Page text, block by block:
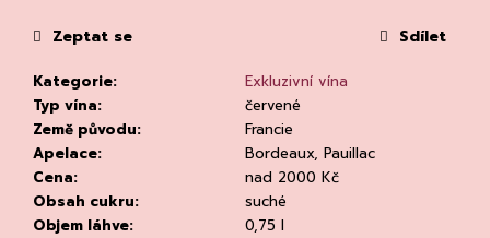
Kategorie:
Exkluzivní vína
Typ vína:
červené
Země původu:
Francie
Apelace:
Bordeaux, Pauillac
Cena:
nad 2000 Kč
Obsah cukru:
suché
Objem láhve:
0,75 l
Zeptat se Sdílet
m
e